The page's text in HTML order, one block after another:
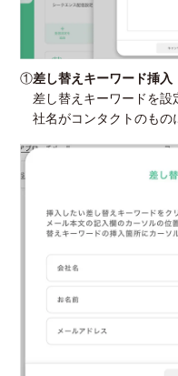
①差し替えキーワード挿入
差し替えキーワードを
社名がコンタクトのもの